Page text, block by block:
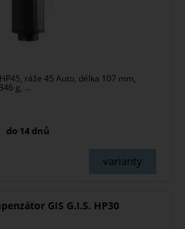
ráže 45 Auto, délka 107 mm,
g, ...
do 14 dnů
varianty
GIS G.I.S. HP30